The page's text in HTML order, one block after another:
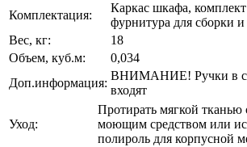
Комплектация:
Каркас шкафа,
фурнитура для сборки и
Вес, кг:
18
Объем, куб.м:
0,034
Доп.информация:
ВНИМАНИЕ! Ручки в
входят
Уход:
Протирать мягкой тканью
моющим средством или
полироль для корпусной